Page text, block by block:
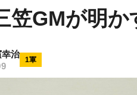
GMが明か
治
1軍